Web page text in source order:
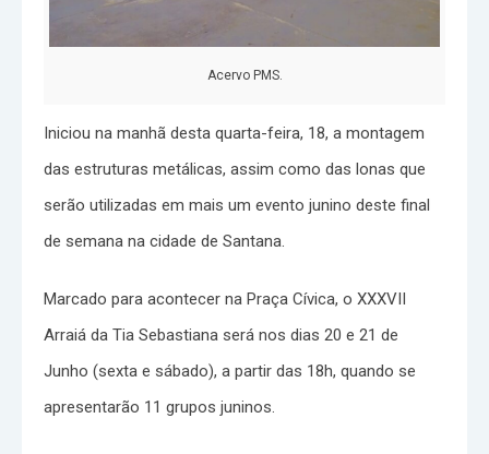
Acervo PMS.
Iniciou na manhã desta quarta-feira, 18, a montagem
das estruturas metálicas, assim como das lonas que
serão utilizadas em mais um evento junino deste final
de semana na cidade de Santana.
Marcado para acontecer na Praça Cívica, o XXXVII
Arraiá da Tia Sebastiana será nos dias 20 e 21 de
Junho (sexta e sábado), a partir das 18h, quando se
apresentarão 11 grupos juninos.